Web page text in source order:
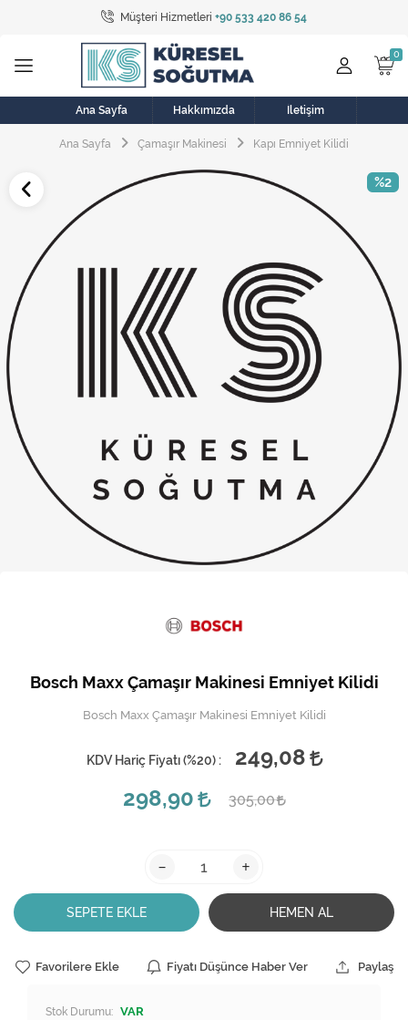
Müşteri Hizmetleri +90 533 420 86 54
Tüm Kategoriler
Bulaşık Makinesi
Buzdolabı
Çamaşır Kurutma Makinesi
Elektrikli Aksamlar
Elektrikli Süpürge
Fan
Fırın, Ocak ve Aspiratör
Klima
Kombi
Musluk
Ana Sayfa Hakkımızda İletişim
Ana Sayfa Çamaşır Makinesi Kapı Emniyet Kilidi
%2
Bosch Maxx Çamaşır Makinesi Emniyet Kilidi
Bosch Maxx Çamaşır Makinesi Emniyet Kilidi
KDV Hariç Fiyatı (%20) :
249,08
298,90
305,00
- +
SEPETE EKLE HEMEN AL
Favorilere Ekle Fiyatı Düşünce Haber Ver Paylaş
Stok Durumu: VAR